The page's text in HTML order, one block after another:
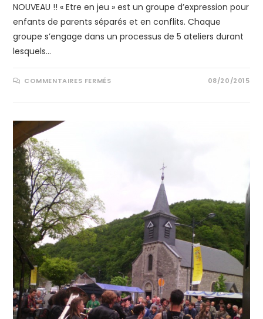
NOUVEAU !! « Etre en jeu » est un groupe d’expression pour
enfants de parents séparés et en conflits. Chaque
groupe s’engage dans un processus de 5 ateliers durant
lesquels…
COMMENTAIRES FERMÉS 08/20/2015